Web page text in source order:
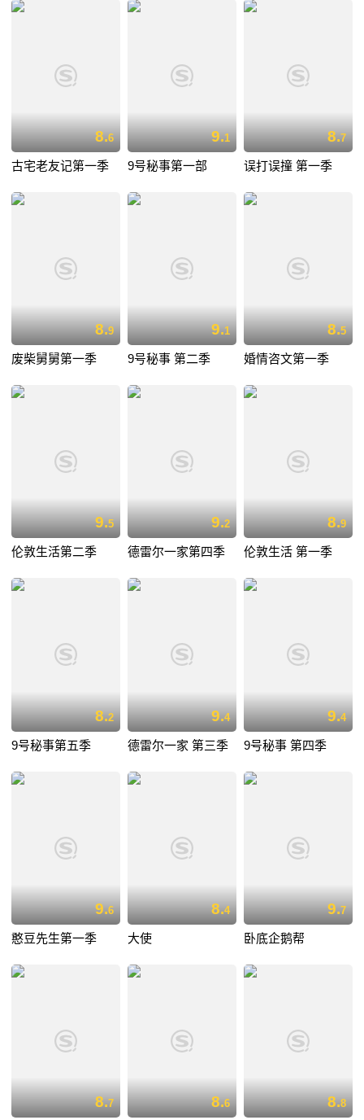
8.6
古宅老友记第一季
9.1
9号秘事第一部
8.7
误打误撞 第一季
8.9
废柴舅舅第一季
9.1
9号秘事 第二季
8.5
婚情咨文第一季
9.5
伦敦生活第二季
9.2
德雷尔一家第四季
8.9
伦敦生活 第一季
8.2
9号秘事第五季
9.4
德雷尔一家 第三季
9.4
9号秘事 第四季
9.6
憨豆先生第一季
8.4
大使
9.7
卧底企鹅帮
8.7 8.6 8.8